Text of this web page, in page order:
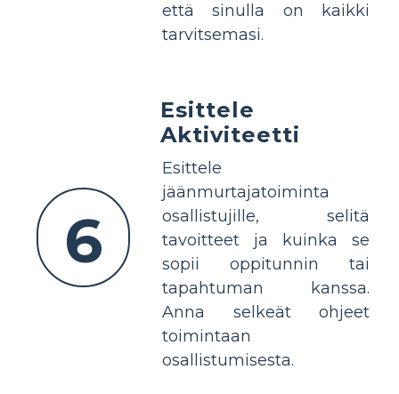
että sinulla on kaikki
tarvitsemasi.
6
Esittele
Aktiviteetti
Esittele
jäänmurtajatoiminta
osallistujille, selitä
tavoitteet ja kuinka se
sopii oppitunnin tai
tapahtuman kanssa.
Anna selkeät ohjeet
toimintaan
osallistumisesta.